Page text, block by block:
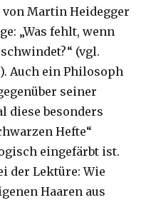
Martin Heidegger
„Was fehlt, wenn
(vgl.
Auch ein Philosoph
seiner
diese besonders
Hefte“
eingefärbt ist.
der Lektüre: Wie
Haaren aus